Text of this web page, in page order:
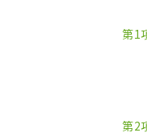
第1
第2